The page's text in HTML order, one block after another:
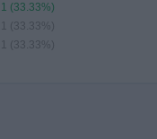
1 (33.33%)
1 (33.33%)
1 (33.33%)